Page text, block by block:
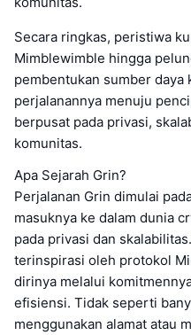
Secara ringkas, peristiwa
Mimblewimble hingga
pembentukan sumber daya
perjalanannya menuju
berpusat pada privasi,
komunitas.
Apa Sejarah Grin?
Perjalanan Grin dimulai
masuknya ke dalam dunia
pada privasi dan
terinspirasi oleh protokol
dirinya melalui
efisiensi. Tidak seperti
menggunakan alamat atau